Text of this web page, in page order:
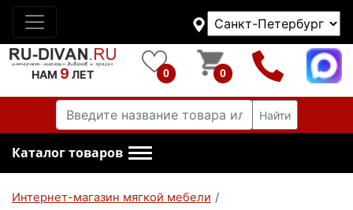
НАМ 9 ЛЕТ 0 0
Найти
Каталог товаров
Интернет-магазин мягкой мебели /